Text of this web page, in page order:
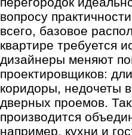
вопросу
всего, базовое
квартире требуется
дизайнеры меняют
проектировщиков:
коридоры, недочеты
дверных проемов.
производится
например, кухни и